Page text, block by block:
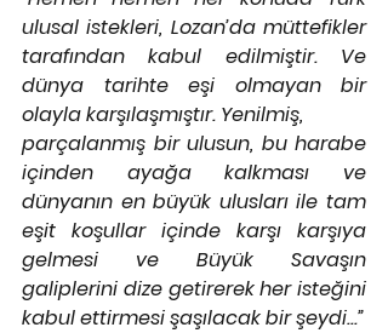
ulusal istekleri, Lozan’da müttefikler
tarafından kabul edilmiştir. Ve
dünya tarihte eşi olmayan bir
olayla karşılaşmıştır. Yenilmiş,
parçalanmış bir ulusun, bu harabe
içinden ayağa kalkması ve
dünyanın en büyük ulusları ile tam
eşit koşullar içinde karşı karşıya
gelmesi ve Büyük Savaşın
galiplerini dize getirerek her isteğini
kabul ettirmesi şaşılacak bir şeydi...”